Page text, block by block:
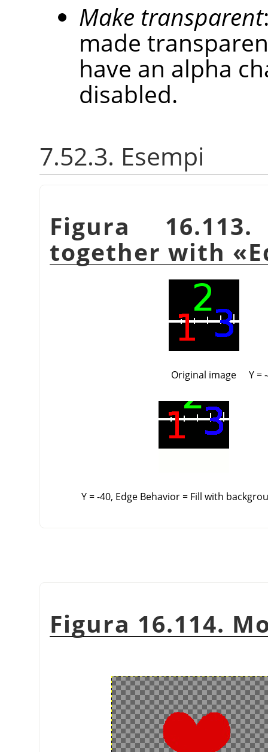
Make transparent
made
have an alpha
disabled.
7.52.3. Esempi
Figura
together with «
Original image Y =
Y = -40, Edge Behavior = Fill with
Figura 16.114.